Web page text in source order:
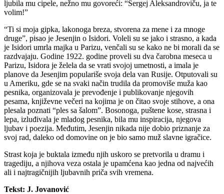
ljubila mu cipele, nežno mu govoreći: “Sergej Aleksandroviču, ja te
volim!”
“Ti si moja gipka, lakonoga breza, stvorena za mene i za mnoge
druge”, pisao je Jesenjin o Isidori. Voleli su se jako i strasno, a kada
je Isidori umrla majka u Parizu, venčali su se kako ne bi morali da se
razdvajaju. Godine 1922. godine proveli su dva čarobna meseca u
Parizu, Isidora je želela da se vrati svojoj umetnosti, a imala je
planove da Jesenjim populariše svoja dela van Rusije. Otputovali su
u Ameriku, gde se na svaki način trudila da promoviše muža kao
pesnika, organizovala je prevođenje i publikovanje njegovih
pesama, književne večeri na kojima je on čitao svoje stihove, a ona
plesala poznati “ples sa šalom”. Bosonoga, puštene kose, strasna i
lepa, izluđivala je mladog pesnika, bila mu inspiracija, njegova
ljubav i poezija. Međutim, Jesenjin nikada nije dobio priznanje za
svoj rad, daleko od domovine on je bio samo muž slavne igračice.
Strast koja je buktala između njih uskoro se pretvorila u dramu i
tragediju, a njihova veza ostala je upamćena kao jedna od najvećih
ali i najtragičnijih ljubavnih priča svih vremena.
Tekst: J. Jovanović